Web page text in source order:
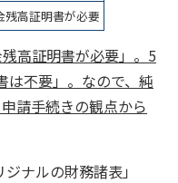
残高証明書が必要
高証明書が必要」。5
は不要」。なので、純
請手続きの観点から
ナルの財務諸表」